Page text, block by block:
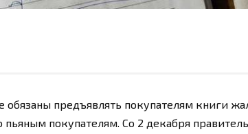
обязаны предъявлять покупателям книги
пьяным покупателям. Со 2 декабря